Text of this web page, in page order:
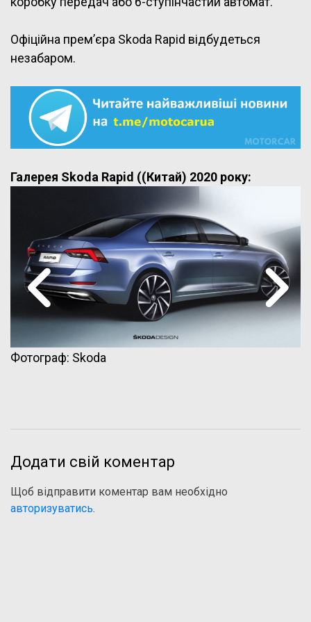
Офіційна прем’єра Skoda Rapid відбудеться
незабаром.
Галерея Skoda Rapid ((Китай) 2020 року:
Фотограф: Skoda
Додати свій коментар
Щоб відправити коментар вам необхідно
авторизуватись.